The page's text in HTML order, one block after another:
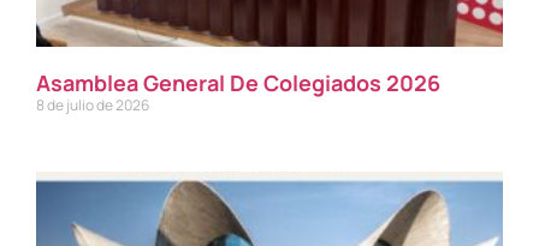
Asamblea General De Colegiados 2026
8 de julio de 2026